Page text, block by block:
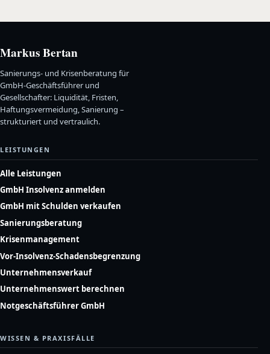
Markus Bertan
Sanierungs- und Krisenberatung für
GmbH-Geschäftsführer und
Gesellschafter: Liquidität, Fristen,
Haftungsvermeidung, Sanierung –
strukturiert und vertraulich.
LEISTUNGEN
Alle Leistungen
GmbH Insolvenz anmelden
GmbH mit Schulden verkaufen
Sanierungsberatung
Krisenmanagement
Vor-Insolvenz-Schadensbegrenzung
Unternehmensverkauf
Unternehmenswert berechnen
Notgeschäftsführer GmbH
WISSEN & PRAXISFÄLLE